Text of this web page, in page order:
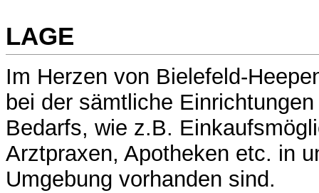
LAGE
Im Herzen von Bielefeld-
bei der sämtliche
Bedarfs, wie z.B.
Arztpraxen, Apotheken etc. in
Umgebung vorhanden sind.